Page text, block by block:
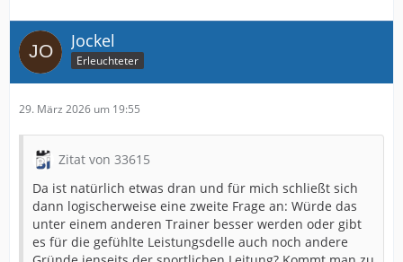
Jockel
Erleuchteter
29. März 2026 um 19:55
Zitat von 33615
Da ist natürlich etwas dran und für mich schließt sich
dann logischerweise eine zweite Frage an: Würde das
unter einem anderen Trainer besser werden oder gibt
es für die gefühlte Leistungsdelle auch noch andere